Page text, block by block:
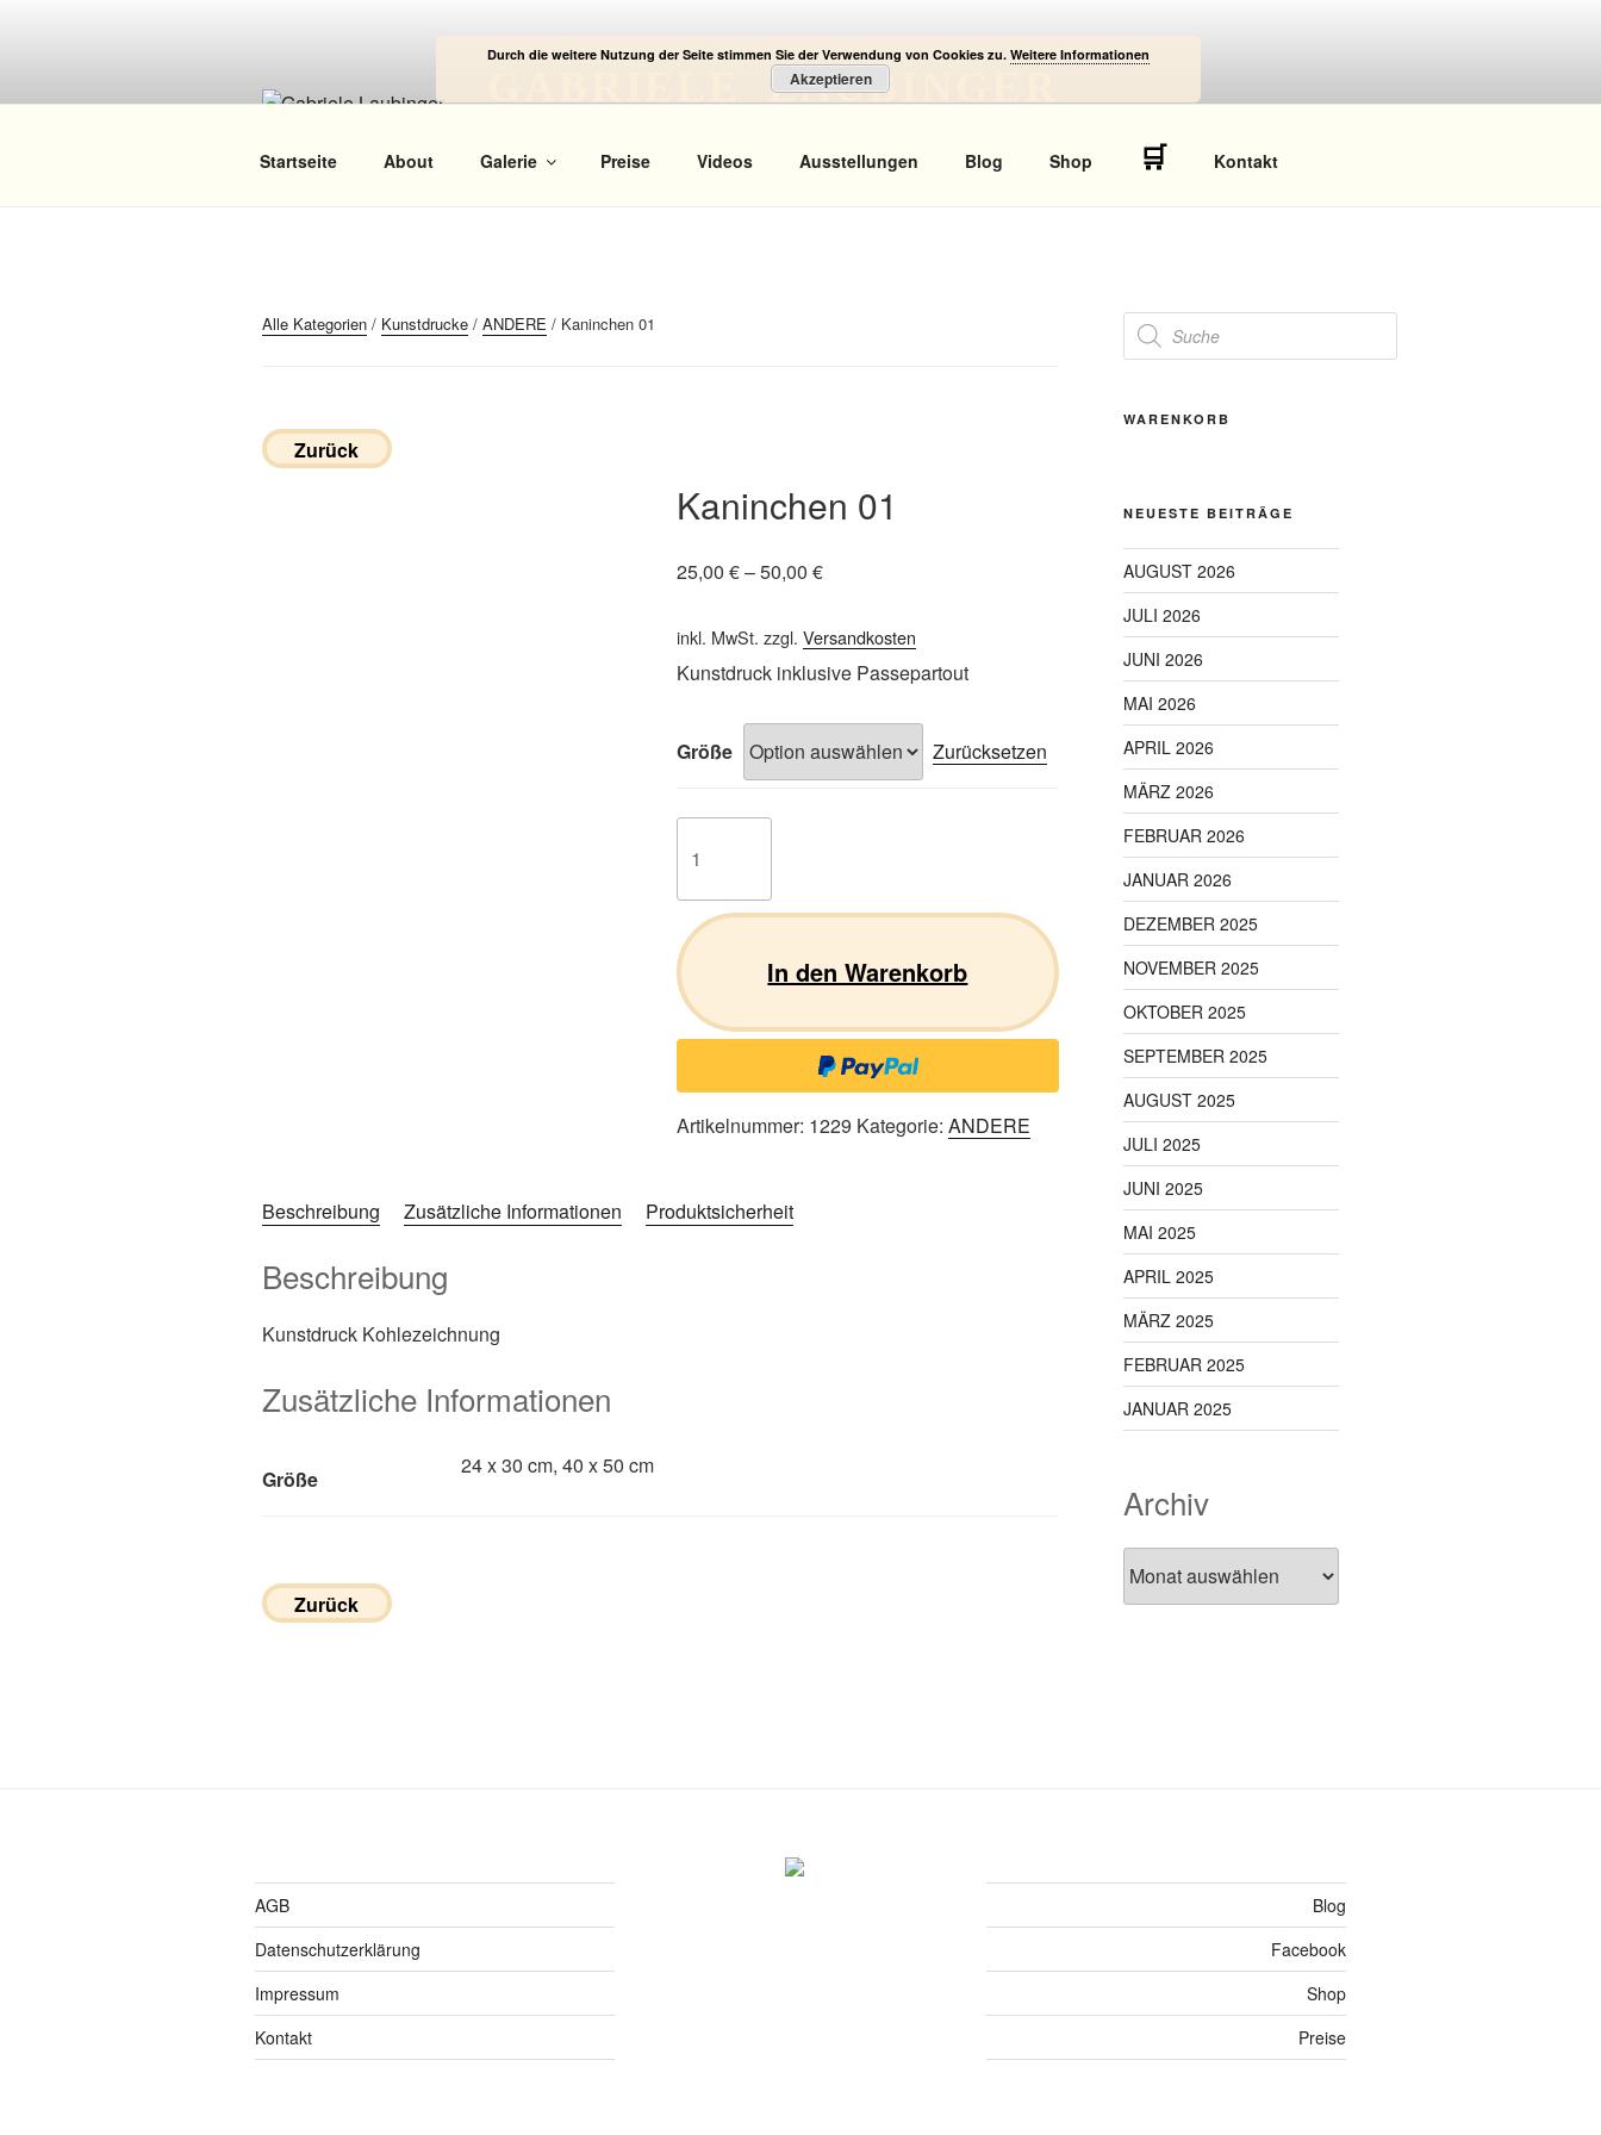
GABRIELE LAUBINGER
Startseite About Galerie Preise Videos Ausstellungen Blog Shop 🛒 Kontakt
Alle Kategorien / Kunstdrucke / ANDERE / Kaninchen 01
Zurück
Kaninchen 01
25,00 €–50,00 €
inkl. MwSt. zzgl. Versandkosten
Kunstdruck inklusive Passepartout
Größe Zurücksetzen
01
In den Warenkorb
Artikelnummer: 1229 Kategorie: ANDERE
Beschreibung Zusätzliche Informationen Produktsicherheit
Beschreibung
Kunstdruck Kohlezeichnung
Zusätzliche Informationen
Größe
24 x 30 cm, 40 x 50 cm
Zurück
Products
search
WARENKORB
NEUESTE BEITRÄGE
AUGUST 2026
JULI 2026
JUNI 2026
MAI 2026
APRIL 2026
MÄRZ 2026
FEBRUAR 2026
JANUAR 2026
DEZEMBER 2025
NOVEMBER 2025
OKTOBER 2025
SEPTEMBER 2025
AUGUST 2025
JULI 2025
JUNI 2025
MAI 2025
APRIL 2025
MÄRZ 2025
FEBRUAR 2025
JANUAR 2025
Archiv
AGB
Datenschutzerklärung
Impressum
Kontakt
Blog
Facebook
Shop
Preise
Durch die weitere Nutzung der Seite stimmen Sie der Verwendung von Cookies zu. Weitere Informationen
Akzeptieren